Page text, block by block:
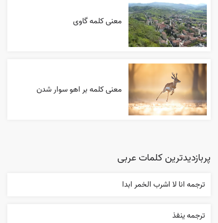
معنی کلمه گاوی
معنی کلمه بر اهو سوار شدن
پربازدیدترین کلمات عربی
ترجمه انا لا اشرب الخمر ابدا
ترجمه ينفذ